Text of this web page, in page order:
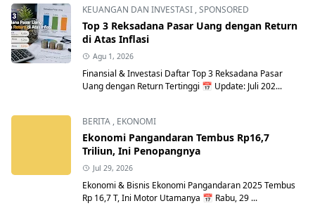
KEUANGAN DAN INVESTASI ,SPONSORED
Top 3 Reksadana Pasar Uang dengan Return
di Atas Inflasi
Agu 1, 2026
Finansial & Investasi Daftar Top 3 Reksadana Pasar
Uang dengan Return Tertinggi 📅 Update: Juli 202...
BERITA , EKONOMI
Ekonomi Pangandaran Tembus Rp16,7
Triliun, Ini Penopangnya
Jul 29, 2026
Ekonomi & Bisnis Ekonomi Pangandaran 2025 Tembus
Rp 16,7 T, Ini Motor Utamanya 📅 Rabu, 29 ...